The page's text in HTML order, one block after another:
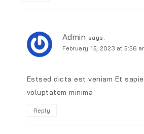
Admin says:
February 15, 2023 at 5:56
Estsed dicta est veniam Et
voluptatem minima
Reply